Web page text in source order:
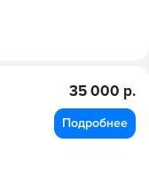
35 000 р.
Подробнее